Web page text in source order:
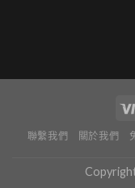
聯繫我們 關於我們